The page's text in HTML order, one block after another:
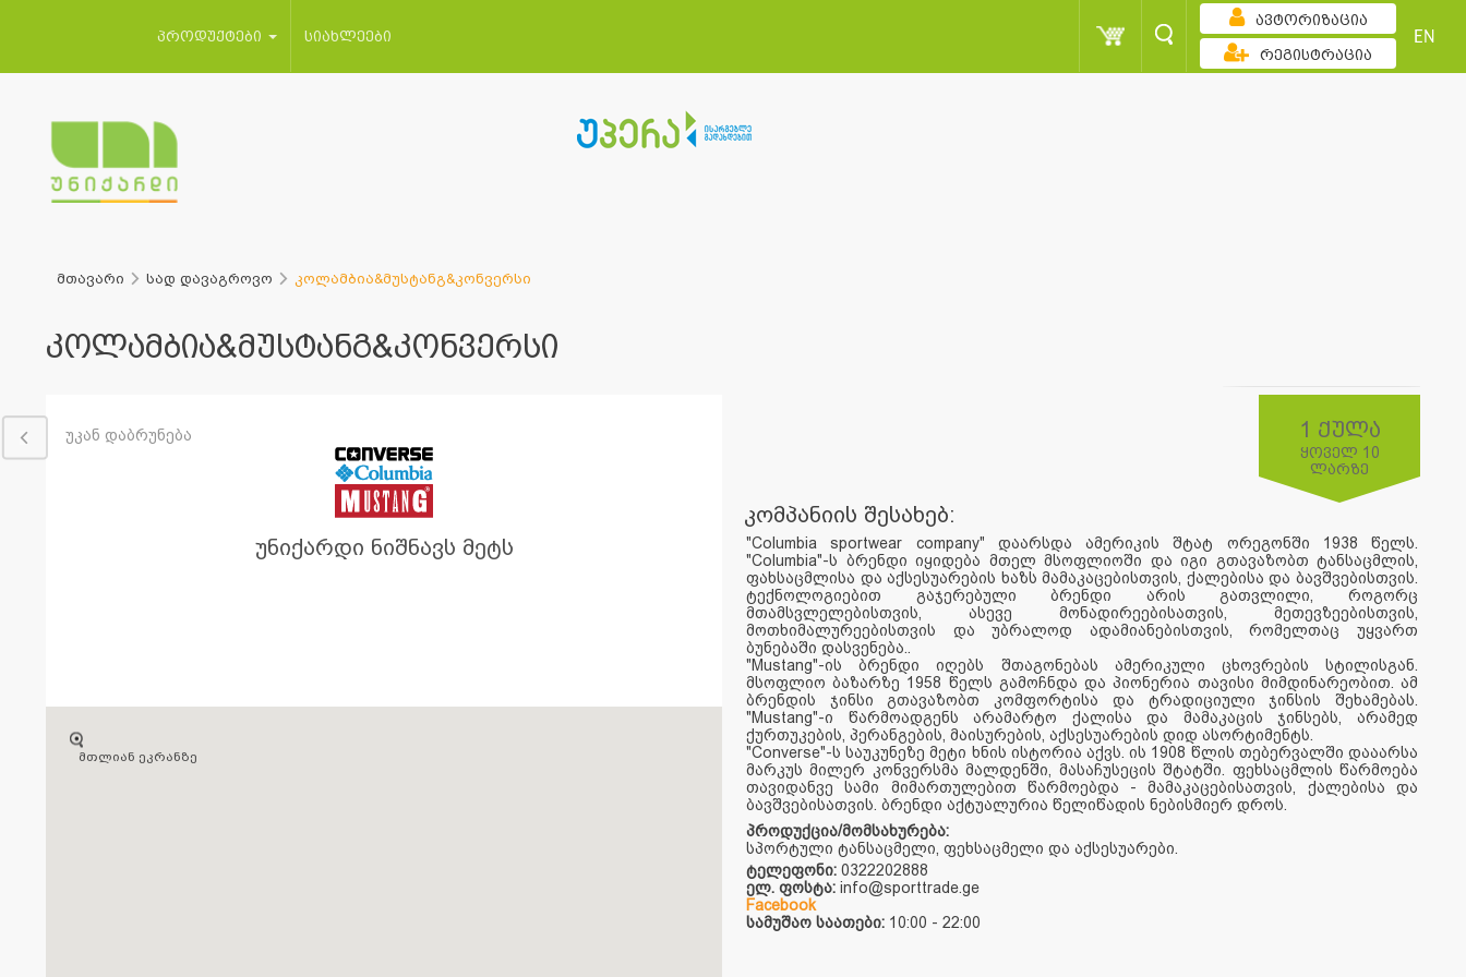
პროდუქტები სიახლეები
ავტორიზაცია
რეგისტრაცია
EN
უკან დაბრუნება
მთავარი სად დავაგროვო კოლამბია&მუსტანგ&კონვერსი
კოლამბია&მუსტანგ&კონვერსი
უნიქარდი ნიშნავს მეტს
მთლიან ეკრანზე
1 ქულა
ყოველ 10
ლარზე
კომპანიის შესახებ:
"Columbia sportwear company" დაარსდა ამერიკის შტატ ორეგონში 1938 წელს.
"Columbia"-ს ბრენდი იყიდება მთელ მსოფლიოში და იგი გთავაზობთ ტანსაცმლის,
ფახსაცმლისა და აქსესუარების ხაზს მამაკაცებისთვის, ქალებისა და ბავშვებისთვის.
ტექნოლოგიებით გაჯერებული ბრენდი არის გათვლილი, როგორც
მთამსვლელებისთვის, ასევე მონადირეებისათვის, მეთევზეებისთვის,
მოთხიმალურეებისთვის და უბრალოდ ადამიანებისთვის, რომელთაც უყვართ
ბუნებაში დასვენება..
"Mustang"-ის ბრენდი იღებს შთაგონებას ამერიკული ცხოვრების სტილისგან.
მსოფლიო ბაზარზე 1958 წელს გამოჩნდა და პიონერია თავისი მიმდინარეობით. ამ
ბრენდის ჯინსი გთავაზობთ კომფორტისა და ტრადიციული ჯინსის შეხამებას.
"Mustang"-ი წარმოადგენს არამარტო ქალისა და მამაკაცის ჯინსებს, არამედ
ქურთუკების, პერანგების, მაისურების, აქსესუარების დიდ ასორტიმენტს.
"Converse"-ს საუკუნეზე მეტი ხნის ისტორია აქვს. ის 1908 წლის თებერვალში დააარსა
მარკუს მილერ კონვერსმა მალდენში, მასაჩუსეცის შტატში. ფეხსაცმლის წარმოება
თავიდანვე სამი მიმართულებით წარმოებდა - მამაკაცებისათვის, ქალებისა და
ბავშვებისათვის. ბრენდი აქტუალურია წელიწადის ნებისმიერ დროს.
პროდუქცია/მომსახურება:
სპორტული ტანსაცმელი, ფეხსაცმელი და აქსესუარები.
ტელეფონი: 0322202888
ელ. ფოსტა: info@sporttrade.ge
Facebook
სამუშაო საათები: 10:00 - 22:00